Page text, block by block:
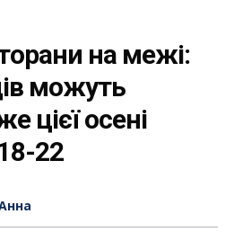
на межі:
можуть
цієї осені
22